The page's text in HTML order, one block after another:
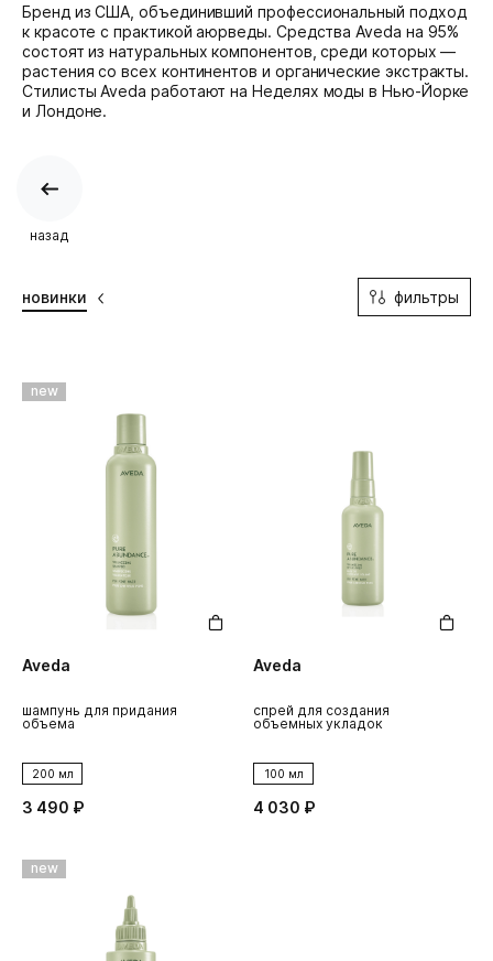
Бренд из США, объединивший профессиональный подход
к красоте с практикой аюрведы. Средства Aveda на 95%
состоят из натуральных компонентов, среди которых —
растения со всех континентов и органические экстракты.
Cтилисты Aveda работают на Неделях моды в Нью-Йорке
и Лондоне.
назад
новинки фильтры
new
Aveda
шампунь для придания
объема
200 мл
3 490 ₽
Aveda
спрей для создания
объемных укладок
100 мл
4 030 ₽
new